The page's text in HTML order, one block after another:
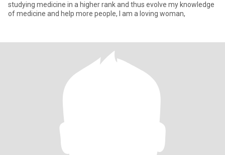
studying medicine in a higher rank and thus evolve my knowledge
of medicine and help more people, I am a loving woman,